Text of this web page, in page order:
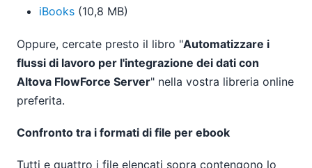
iBooks (10,8 MB)
Oppure, cercate presto il libro "Automatizzare i
flussi di lavoro per l'integrazione dei dati con
Altova FlowForce Server" nella vostra libreria online
preferita.
Confronto tra i formati di file per ebook
Tutti e quattro i file elencati sopra contengono lo